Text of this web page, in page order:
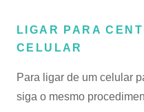
LIGAR PARA
CELULAR
Para ligar de um celular
siga o mesmo